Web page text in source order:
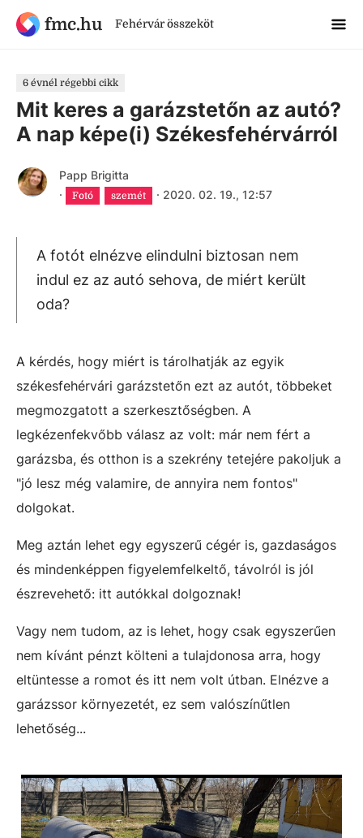
fmc.hu Fehérvár összeköt
6 évnél régebbi cikk
Mit keres a garázstetőn az autó?
A nap képe(i) Székesfehérvárról
Papp Brigitta
·
Fotó szemét · 2020. 02. 19., 12:57
A fotót elnézve elindulni biztosan nem
indul ez az autó sehova, de miért került
oda?
A kérdés, hogy miért is tárolhatják az egyik
székesfehérvári garázstetőn ezt az autót, többeket
megmozgatott a szerkesztőségben. A
legkézenfekvőbb válasz az volt: már nem fért a
garázsba, és otthon is a szekrény tetejére pakoljuk a
"jó lesz még valamire, de annyira nem fontos"
dolgokat.
Meg aztán lehet egy egyszerű cégér is, gazdaságos
és mindenképpen figyelemfelkeltő, távolról is jól
észrevehető: itt autókkal dolgoznak!
Vagy nem tudom, az is lehet, hogy csak egyszerűen
nem kívánt pénzt költeni a tulajdonosa arra, hogy
eltüntesse a romot és itt nem volt útban. Elnézve a
garázssor környezetét, ez sem valószínűtlen
lehetőség...